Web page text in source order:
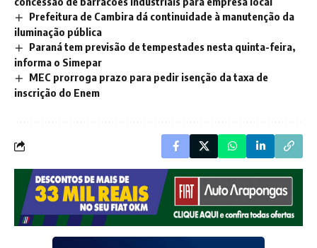
Prefeitura de Cambira dá continuidade à manutenção da
iluminação pública
Paraná tem previsão de tempestades nesta quinta-feira,
informa o Simepar
MEC prorroga prazo para pedir isenção da taxa de
inscrição do Enem